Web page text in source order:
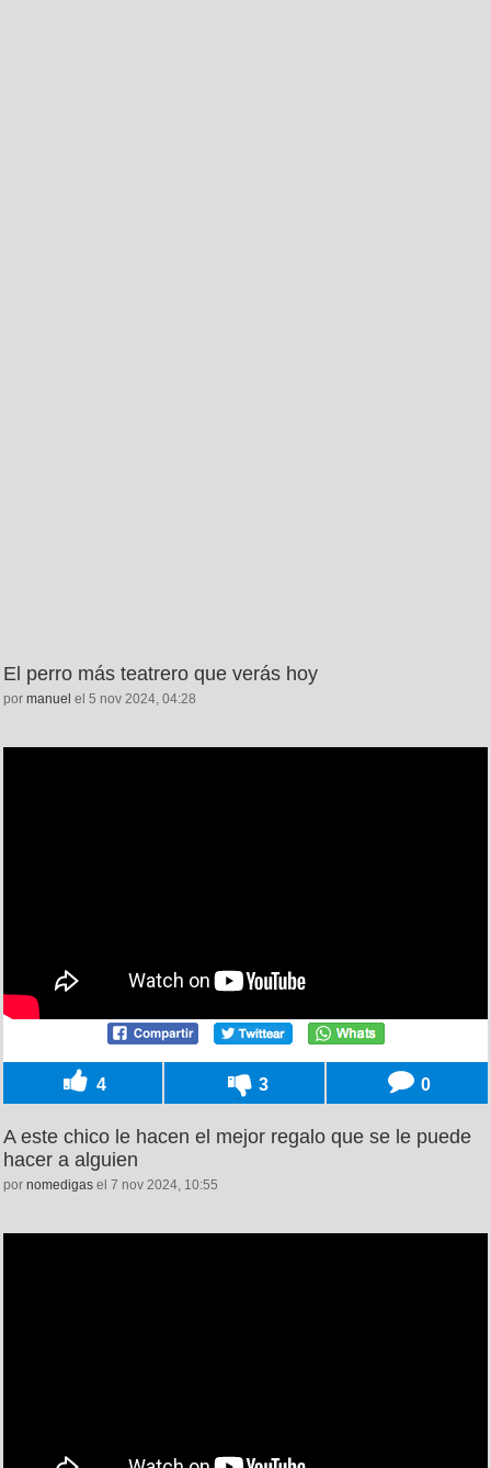
El perro más teatrero que verás hoy
por manuel el 5 nov 2024, 04:28
4 3 0
A este chico le hacen el mejor regalo que se le puede
hacer a alguien
por nomedigas el 7 nov 2024, 10:55